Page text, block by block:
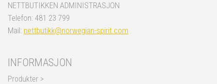
NETTBUTIKKEN ADMINISTRASJON
Telefon: 481 23 799
Mail: nettbutikk@norwegian-spirit.com
INFORMASJON
Produkter >